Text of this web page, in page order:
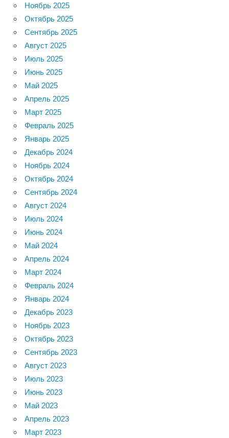
Ноябрь 2025
Октябрь 2025
Сентябрь 2025
Август 2025
Июль 2025
Июнь 2025
Май 2025
Апрель 2025
Март 2025
Февраль 2025
Январь 2025
Декабрь 2024
Ноябрь 2024
Октябрь 2024
Сентябрь 2024
Август 2024
Июль 2024
Июнь 2024
Май 2024
Апрель 2024
Март 2024
Февраль 2024
Январь 2024
Декабрь 2023
Ноябрь 2023
Октябрь 2023
Сентябрь 2023
Август 2023
Июль 2023
Июнь 2023
Май 2023
Апрель 2023
Март 2023